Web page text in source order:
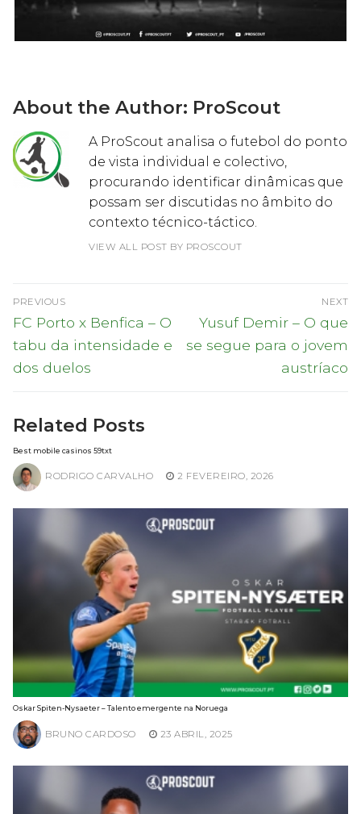
About the Author: ProScout
A ProScout analisa o futebol do ponto
de vista individual e colectivo,
procurando identificar dinâmicas que
possam ser discutidas no âmbito do
contexto técnico-táctico.
VIEW ALL POST BY PROSCOUT
Navegação
de
artigos
PREVIOUS
Previous
post:
FC Porto x Benfica – O
tabu da intensidade e
dos duelos
NEXT
Next
post:
Yusuf Demir – O que
se segue para o jovem
austríaco
Related Posts
Best mobile casinos 59txt
RODRIGO CARVALHO 2 FEVEREIRO, 2026
Oskar Spiten-Nysaeter – Talento emergente na Noruega
BRUNO CARDOSO 23 ABRIL, 2025